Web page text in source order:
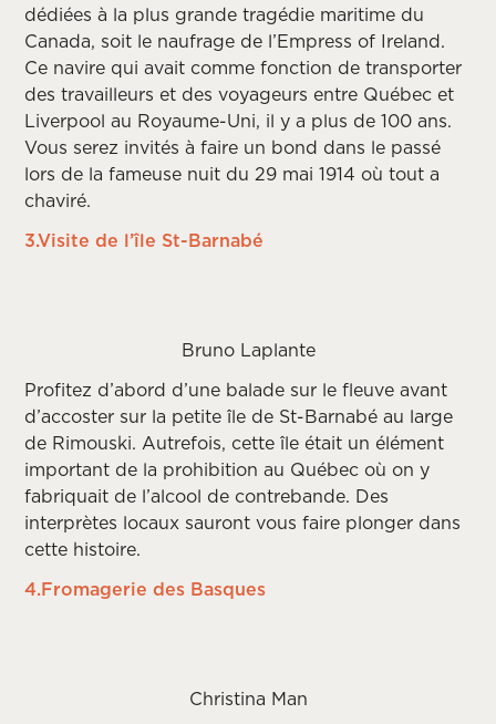
dédiées à la plus grande tragédie maritime du
Canada, soit le naufrage de l’Empress of Ireland.
Ce navire qui avait comme fonction de transporter
des travailleurs et des voyageurs entre Québec et
Liverpool au Royaume-Uni, il y a plus de 100 ans.
Vous serez invités à faire un bond dans le passé
lors de la fameuse nuit du 29 mai 1914 où tout a
chaviré.
3.Visite de l’île St-Barnabé
Bruno Laplante
Profitez d’abord d’une balade sur le fleuve avant
d’accoster sur la petite île de St-Barnabé au large
de Rimouski. Autrefois, cette île était un élément
important de la prohibition au Québec où on y
fabriquait de l’alcool de contrebande. Des
interprètes locaux sauront vous faire plonger dans
cette histoire.
4.Fromagerie des Basques
Christina Man